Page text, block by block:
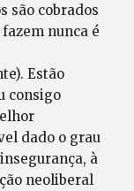
são cobrados
nunca é
Estão
consigo
dado o grau
à
neoliberal